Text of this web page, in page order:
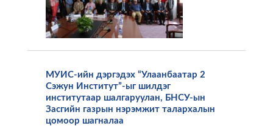
МУИС-ийн дэргэдэх “Улаанбаатар 2
Сэжун Институт”-ыг шилдэг
институтаар шалгаруулан, БНСУ-ын
Засгийн газрын нэрэмжит талархалын
цомоор шагналаа